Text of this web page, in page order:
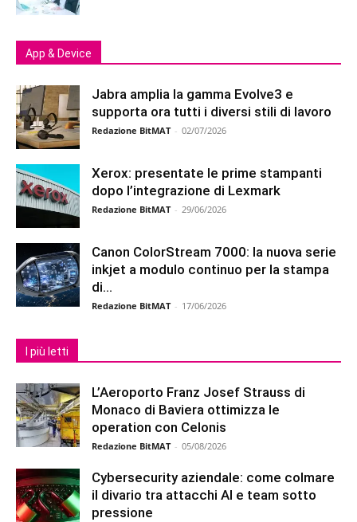
App & Device
Jabra amplia la gamma Evolve3 e
supporta ora tutti i diversi stili di lavoro
Redazione BitMAT - 02/07/2026
Xerox: presentate le prime stampanti
dopo l’integrazione di Lexmark
Redazione BitMAT - 29/06/2026
Canon ColorStream 7000: la nuova serie
inkjet a modulo continuo per la stampa
di...
Redazione BitMAT - 17/06/2026
I più letti
L’Aeroporto Franz Josef Strauss di
Monaco di Baviera ottimizza le
operation con Celonis
Redazione BitMAT - 05/08/2026
Cybersecurity aziendale: come colmare
il divario tra attacchi AI e team sotto
pressione